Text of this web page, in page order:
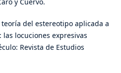
teoría del estereotipo aplicada a
locuciones expresivas
Revista de Estudios